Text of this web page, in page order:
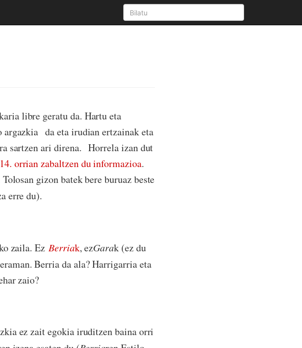
libre geratu da. Hartu eta
argazkia da eta irudian ertzainak eta
sartzen ari direna. Horrela izan dut
14. orrian zabaltzen du informazioa.
gizon batek bere buruaz beste
erre du).
zaila. Ez Berriak, ezGarak (ez du
Berria da ala? Harrigarria eta
zaio?
ez zait egokia iruditzen baina orri